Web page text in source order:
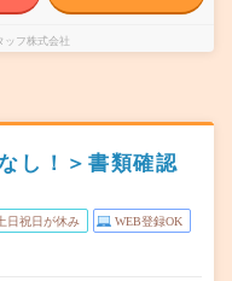
フ株式会社
し！＞書類確認
日祝日が休み WEB登録OK